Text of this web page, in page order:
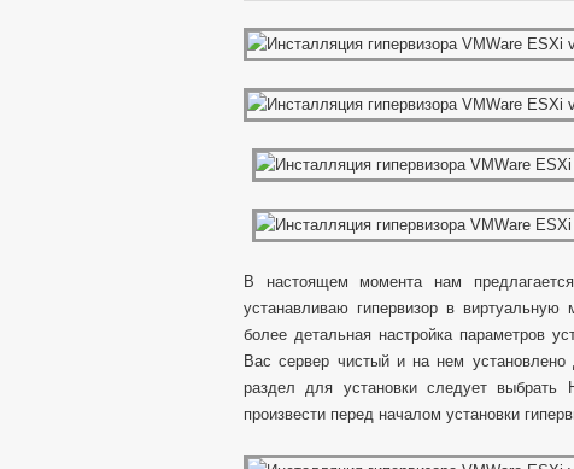
В настоящем момента нам
устанавливаю гипервизор в
более детальная настройка параметров
Вас сервер чистый и на нем
раздел для установки следует выбрать
произвести перед началом установки